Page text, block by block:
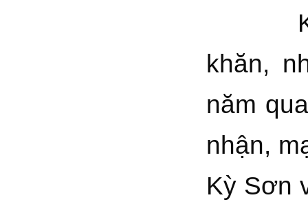
Kết
khăn,
năm
nhận,
Kỳ Sơn